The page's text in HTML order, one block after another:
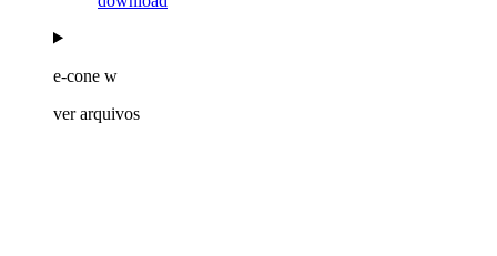
e-cone w
ver arquivos